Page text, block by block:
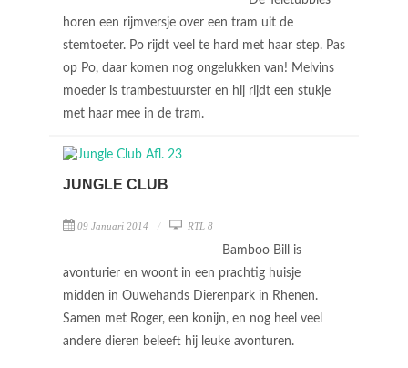
horen een rijmversje over een tram uit de
stemtoeter. Po rijdt veel te hard met haar step. Pas
op Po, daar komen nog ongelukken van! Melvins
moeder is trambestuurster en hij rijdt een stukje
met haar mee in de tram.
JUNGLE CLUB
09 Januari 2014 RTL 8
Bamboo Bill is
avonturier en woont in een prachtig huisje
midden in Ouwehands Dierenpark in Rhenen.
Samen met Roger, een konijn, en nog heel veel
andere dieren beleeft hij leuke avonturen.